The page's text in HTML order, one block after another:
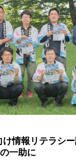
け情報リテラシ
一助に